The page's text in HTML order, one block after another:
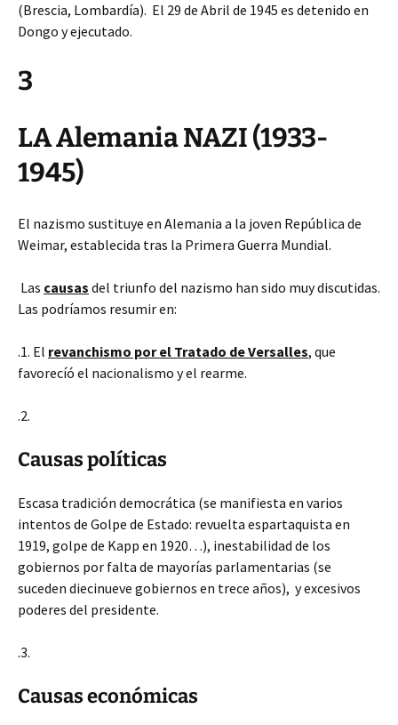
(Brescia, Lombardía). El 29 de Abril de 1945 es detenido en
Dongo y ejecutado.
3
LA Alemania NAZI (1933-
1945)
El nazismo sustituye en Alemania a la joven República de
Weimar, establecida tras la Primera Guerra Mundial.
Las causas del triunfo del nazismo han sido muy discutidas.
Las podríamos resumir en:
.1. El revanchismo por el Tratado de Versalles, que
favorecíó el nacionalismo y el rearme.
.2.
Causas políticas
Escasa tradición democrática (se manifiesta en varios
intentos de Golpe de Estado: revuelta espartaquista en
1919, golpe de Kapp en 1920…), inestabilidad de los
gobiernos por falta de mayorías parlamentarias (se
suceden diecinueve gobiernos en trece años), y excesivos
poderes del presidente.
.3.
Causas económicas